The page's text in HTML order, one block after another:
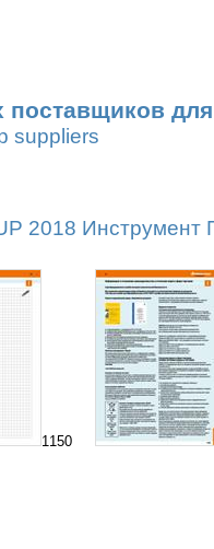
поставщиков
suppliers
2018
1150